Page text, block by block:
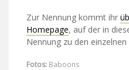
Zur Nennung kommt ihr
Homepage, auf der in
Nennung zu den
Fotos: Baboons